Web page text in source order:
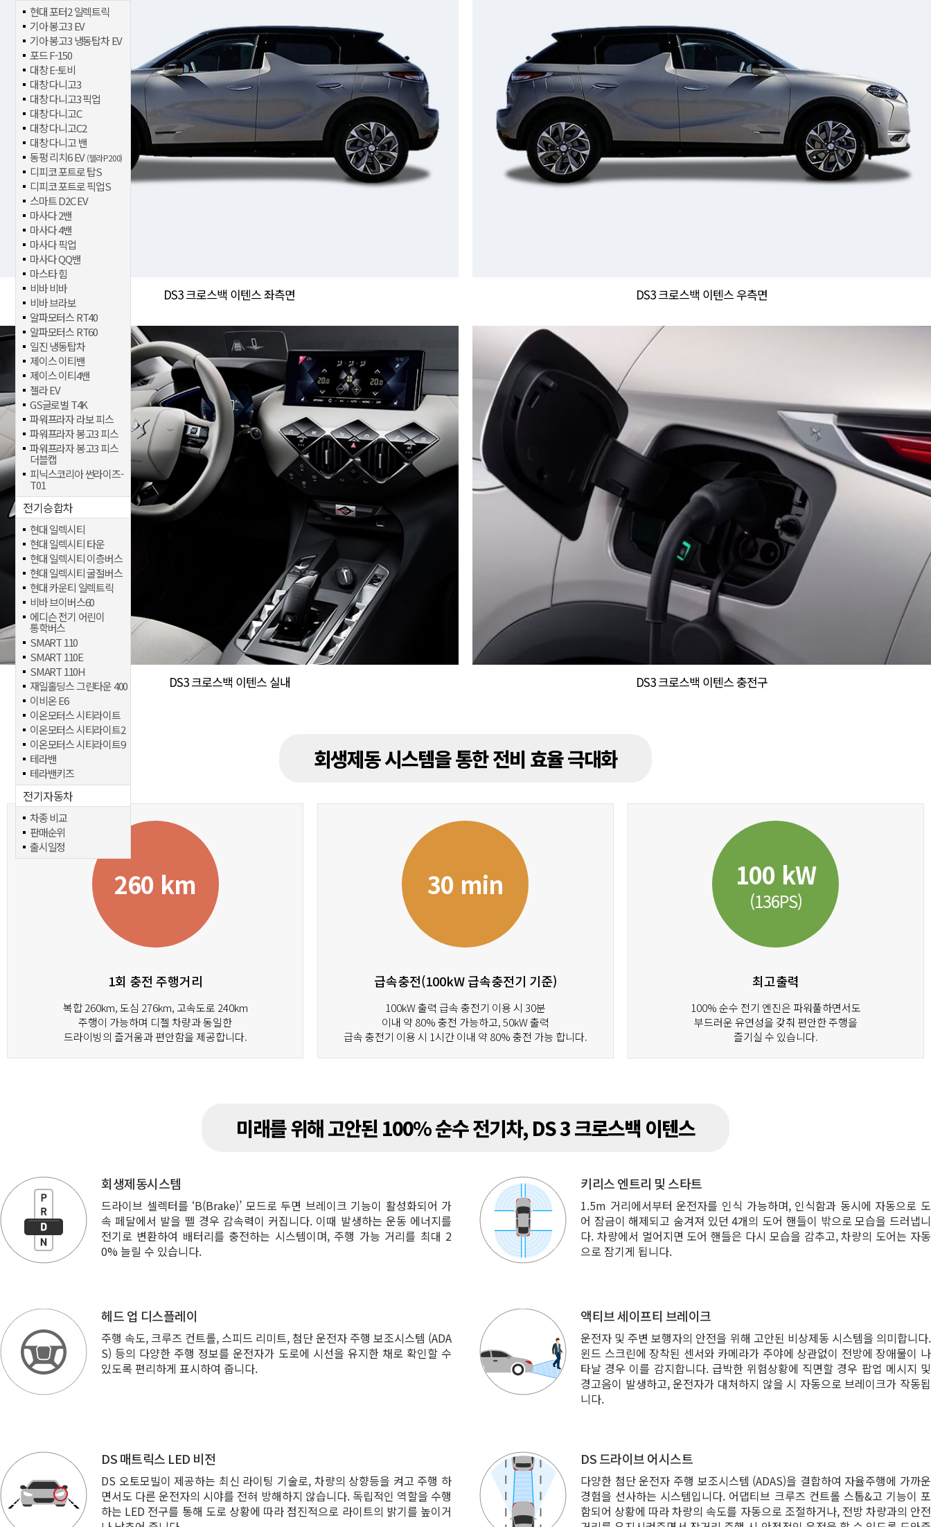
현대 포터2 일렉트릭
기아 봉고3 EV
기아 봉고3 냉동탑차 EV
포드 F-150
대창 E-토비
대창 다니고3
대창 다니고3 픽업
대창 다니고C
대창 다니고C2
대창 다니고 밴
동펑 리치6 EV(젤라 P200)
디피코 포트로 탑S
디피코 포트로 픽업S
스마트 D2C EV
마사다 2밴
마사다 4밴
마사다 픽업
마사다 QQ밴
마스타 힘
비바 비바
비바 브라보
알파모터스 RT40
알파모터스 RT60
일진 냉동탑차
제이스 이티밴
제이스 이티4밴
젤라 EV
GS글로벌 T4K
파워프라자 라보 피스
파워프라자 봉고3 피스
파워프라자 봉고3 피스
더블캡
피닉스코리아 썬라이즈-
T01
전기승합차
현대 일렉시티
현대 일렉시티 타운
현대 일렉시티 이층버스
현대 일렉시티 굴절버스
현대 카운티 일렉트릭
비바 브이버스60
에디슨 전기 어린이
통학버스
SMART 110
SMART 110E
SMART 110H
재일홀딩스 그린타운 400
이비온 E6
이온모터스 시티라이트
이온모터스 시티라이트2
이온모터스 시티라이트9
테라밴
테라밴키즈
전기자동차
차종 비교
판매순위
출시일정
DS3 크로스백 이텐스 좌측면 DS3 크로스백 이텐스 우측면
DS3 크로스백 이텐스 실내 DS3 크로스백 이텐스 충전구
회생제동 시스템을 통한 전비 효율 극대화
260 km
1회 충전 주행거리
복합 260km, 도심 276km, 고속도로 240km
주행이 가능하며 디젤 차량과 동일한
드라이빙의 즐거움과 편안함을 제공합니다.
30 min
급속충전(100kW 급속충전기 기준)
100kW 출력 급속 충전기 이용 시 30분
이내 약 80% 충전 가능하고, 50kW 출력
급속 충전기 이용 시 1시간 이내 약 80% 충전 가능 합니다.
100 kW
(136PS)
최고출력
100% 순수 전기 엔진은 파워풀하면서도
부드러운 유연성을 갖춰 편안한 주행을
즐기실 수 있습니다.
미래를 위해 고안된 100% 순수 전기차, DS 3 크로스백 이텐스
회생제동시스템
드라이브 셀렉터를 ‘B(Brake)’ 모드로 두면 브레이크 기능이 활성화되어 가
속 페달에서 발을 뗄 경우 감속력이 커집니다. 이때 발생하는 운동 에너지를
전기로 변환하여 배터리를 충전하는 시스템이며, 주행 가능 거리를 최대 2
0% 늘릴 수 있습니다.
키리스 엔트리 및 스타트
1.5m 거리에서부터 운전자를 인식 가능하며, 인식함과 동시에 자동으로 도
어 잠금이 해제되고 숨겨져 있던 4개의 도어 핸들이 밖으로 모습을 드러냅니
다. 차량에서 멀어지면 도어 핸들은 다시 모습을 감추고, 차량의 도어는 자동
으로 잠기게 됩니다.
헤드 업 디스플레이
주행 속도, 크루즈 컨트롤, 스피드 리미트, 첨단 운전자 주행 보조시스템 (ADA
S) 등의 다양한 주행 정보를 운전자가 도로에 시선을 유지한 채로 확인할 수
있도록 편리하게 표시하여 줍니다.
액티브 세이프티 브레이크
운전자 및 주변 보행자의 안전을 위해 고안된 비상제동 시스템을 의미합니다.
윈드 스크린에 장착된 센서와 카메라가 주야에 상관없이 전방에 장애물이 나
타날 경우 이를 감지합니다. 급박한 위험상황에 직면할 경우 팝업 메시지 및
경고음이 발생하고, 운전자가 대처하지 않을 시 자동으로 브레이크가 작동됩
니다.
DS 매트릭스 LED 비전
DS 오토모빌이 제공하는 최신 라이팅 기술로, 차량의 상향등을 켜고 주행 하
면서도 다른 운전자의 시야를 전혀 방해하지 않습니다. 독립적인 역할을 수행
하는 LED 전구를 통해 도로 상황에 따라 점진적으로 라이트의 밝기를 높이거
DS 드라이브 어시스트
다양한 첨단 운전자 주행 보조시스템 (ADAS)을 결합하여 자율주행에 가까운
경험을 선사하는 시스템입니다. 어댑티브 크루즈 컨트롤 스톱&고 기능이 포
함되어 상황에 따라 차량의 속도를 자동으로 조절하거나, 전방 차량과의 안전